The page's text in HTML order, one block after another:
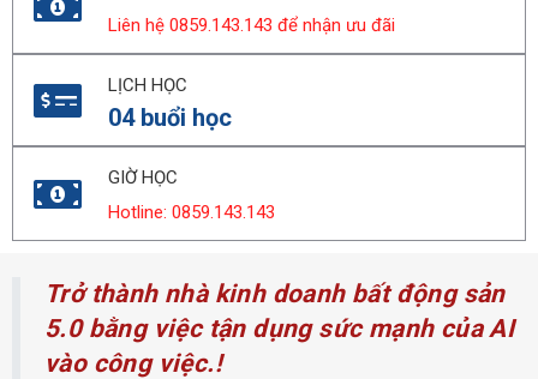
Liên hệ 0859.143.143 để nhận ưu đãi
LỊCH HỌC
04 buổi học
GIỜ HỌC
Hotline: 0859.143.143
Trở thành nhà kinh doanh bất động sản
5.0 bằng việc tận dụng sức mạnh của AI
vào công việc.!